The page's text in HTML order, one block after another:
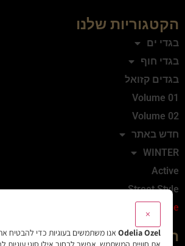
הקטגוריות שלנו
בגדי ים
בגדי חוף
בגדים קזואל
Volume 01
Volume 02
חדש באתר
WINTER
Active
Street Style
Sale
המותג
×
Odelia Ozel אנו משתמשים בעוגיות כדי להבטיח